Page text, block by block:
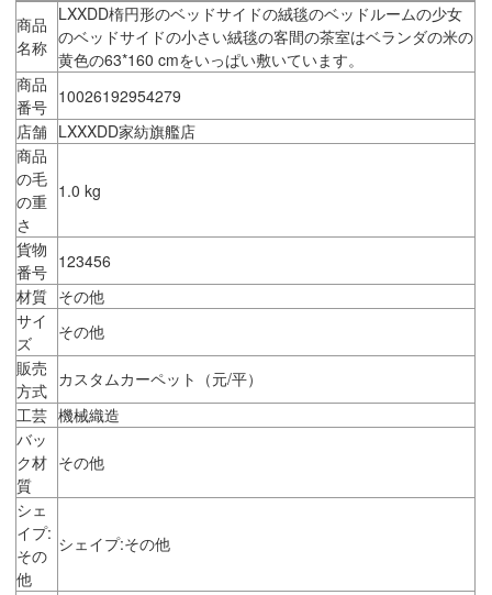
商品
名称
LXXDD楕円形のベッドサイドの絨毯のベッドルームの少女
のベッドサイドの小さい絨毯の客間の茶室はベランダの米の
黄色の63*160 cmをいっぱい敷いています。
商品
番号 10026192954279
店舗 LXXXDD家紡旗艦店
商品
の毛
の重
さ
1.0 kg
貨物
番号 123456
材質 その他
サイ
ズ
その他
販売
方式
カスタムカーペット（元/平）
工芸 機械織造
バッ
ク材
質
その他
シェ
イプ:
その
他
シェイプ:その他